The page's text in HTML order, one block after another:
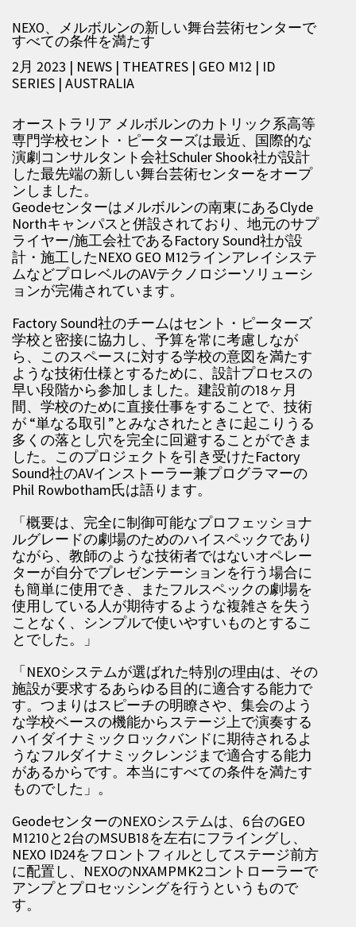
NEXO、メルボルンの新しい舞台芸術センターで
すべての条件を満たす
2月 2023 | NEWS | THEATRES | GEO M12 | ID
SERIES | AUSTRALIA
オーストラリア メルボルンのカトリック系高等
専門学校セント・ピーターズは最近、国際的な
演劇コンサルタント会社Schuler Shook社が設計
した最先端の新しい舞台芸術センターをオープ
ンしました。
Geodeセンターはメルボルンの南東にあるClyde
Northキャンパスと併設されており、地元のサプ
ライヤー/施工会社であるFactory Sound社が設
計・施工したNEXO GEO M12ラインアレイシステ
ムなどプロレベルのAVテクノロジーソリューシ
ョンが完備されています。
Factory Sound社のチームはセント・ピーターズ
学校と密接に協力し、予算を常に考慮しなが
ら、このスペースに対する学校の意図を満たす
ような技術仕様とするために、設計プロセスの
早い段階から参加しました。建設前の18ヶ月
間、学校のために直接仕事をすることで、技術
が “単なる取引”とみなされたときに起こりうる
多くの落とし穴を完全に回避することができま
した。このプロジェクトを引き受けたFactory
Sound社のAVインストーラー兼プログラマーの
Phil Rowbotham氏は語ります。
「概要は、完全に制御可能なプロフェッショナ
ルグレードの劇場のためのハイスペックであり
ながら、教師のような技術者ではないオペレー
ターが自分でプレゼンテーションを行う場合に
も簡単に使用でき、またフルスペックの劇場を
使用している人が期待するような複雑さを失う
ことなく、シンプルで使いやすいものとするこ
とでした。」
「NEXOシステムが選ばれた特別の理由は、その
施設が要求するあらゆる目的に適合する能力で
す。つまりはスピーチの明瞭さや、集会のよう
な学校ベースの機能からステージ上で演奏する
ハイダイナミックロックバンドに期待されるよ
うなフルダイナミックレンジまで適合する能力
があるからです。本当にすべての条件を満たす
ものでした」。
GeodeセンターのNEXOシステムは、6台のGEO
M1210と2台のMSUB18を左右にフライングし、
NEXO ID24をフロントフィルとしてステージ前方
に配置し、NEXOのNXAMPMK2コントローラーで
アンプとプロセッシングを行うというもので
す。